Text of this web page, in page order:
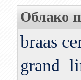
Облако
braas
grand